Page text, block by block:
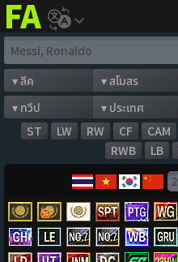
FIFAaddict
ST LW RW CF CAM
RWB
LB